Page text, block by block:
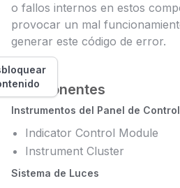
o fallos internos en estos
provocar un mal
generar este código de error.
Componentes
Instrumentos del Panel de Control
Indicator Control Module
Instrument Cluster
Sistema de Luces